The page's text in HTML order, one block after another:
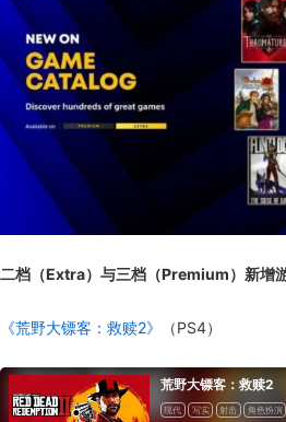
二档（Extra）与三档（Premium）新增
《荒野大镖客：救赎2》 （PS4）
荒野大镖客：救赎2
现代 写实 射击 角色扮演